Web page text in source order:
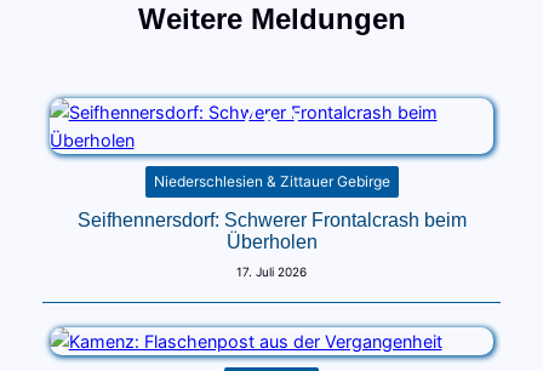
Weitere Meldungen
Niederschlesien & Zittauer Gebirge
Seifhennersdorf: Schwerer Frontalcrash beim
Überholen
17. Juli 2026